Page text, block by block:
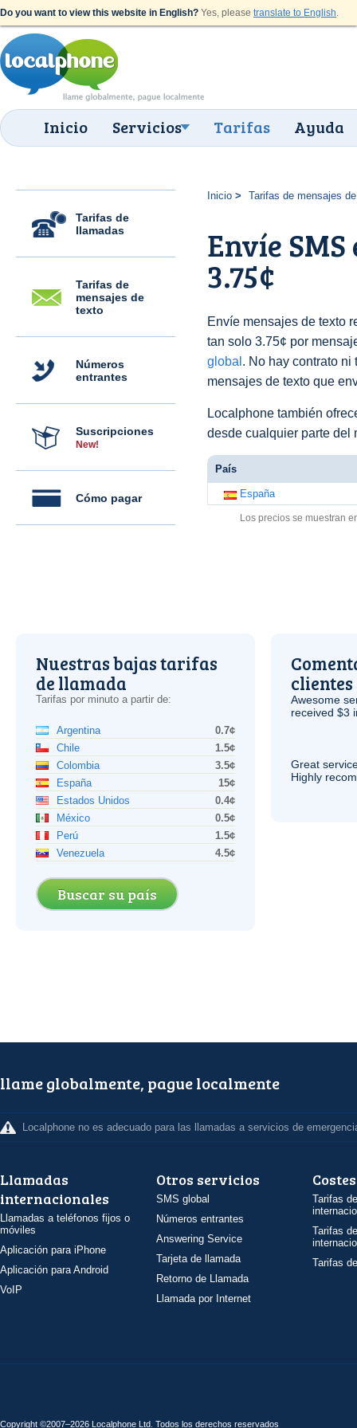
Do you want to view this website in English? Yes, please translate to English.
Inicio Servicios Tarifas Ayuda
Tarifas de
llamadas
Tarifas de
mensajes de
texto
Números
entrantes
Suscripciones
New!
Cómo pagar
Inicio Tarifas de mensajes
Envíe
3.75¢
Envíe mensajes de texto
tan solo 3.75¢ por
global . No hay contrato ni
mensajes de texto que
Localphone también
desde cualquier parte del
País
España
Los precios se muestran
Nuestras bajas tarifas
de llamada
Tarifas por minuto a partir de:
Argentina
0.7¢
Chile
1.5¢
Colombia
3.5¢
España
15¢
Estados Unidos
0.4¢
México
0.5¢
Perú
1.5¢
Venezuela
4.5¢
Buscar su país
clientes
Awesome
received $3
Great
Highly
llame globalmente, pague localmente
Localphone no es adecuado para las llamadas a servicios de
Llamadas
internacionales
Llamadas a teléfonos fijos o
móviles
Aplicación para iPhone
Aplicación para Android
VoIP
Otros servicios
SMS global
Números entrantes
Answering Service
Tarjeta de llamada
Retorno de Llamada
Llamada por Internet
Costes
Tarifas
Tarifas
Tarifas
Copyright ©2007–2026 Localphone Ltd . Todos los derechos reservados